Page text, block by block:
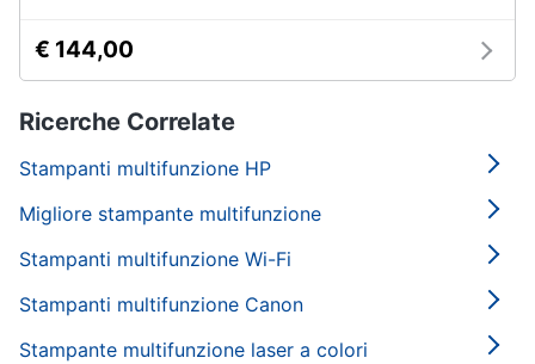
€ 144,00
Ricerche Correlate
Stampanti multifunzione HP
Migliore stampante multifunzione
Stampanti multifunzione Wi-Fi
Stampanti multifunzione Canon
Stampante multifunzione laser a colori